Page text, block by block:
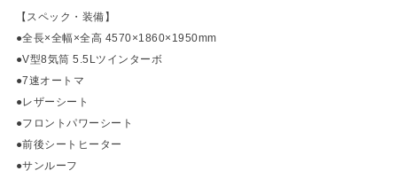
【スペック・装備】
●全長×全幅×全高 4570×1860×1950mm
●V型8気筒 5.5Lツインターボ
●7速オートマ
●レザーシート
●フロントパワーシート
●前後シートヒーター
●サンルーフ